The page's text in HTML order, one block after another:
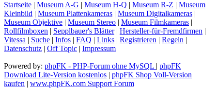
Startseite | Museum A-G | Museum H-Q | Museum R-Z | Museum
Kleinbild | Museum Plattenkameras | Museum Digitalkameras |
Museum Objektive | Museum Stereo | Museum Filmkameras |
Rollfilmboxen | Sepplbauer's Blätter| Hersteller-für-Fremdfirmen |
Vitessa | Suche | Infos | FAQ | Links | Registrieren | Regeln |
Datenschutz | Off Topic | Impressum
Powered by: phpFK - PHP-Forum ohne MySQL | phpFK
Download Lite-Version kostenlos | phpFK Shop Voll-Version
kaufen | www.phpFK.com Support Forum